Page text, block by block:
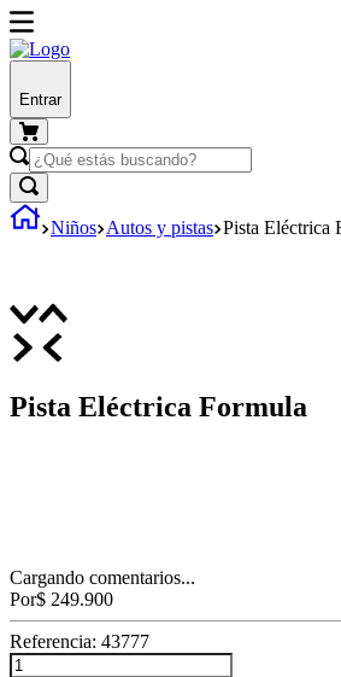
Entrar
Niños Autos y pistas Pista Eléctrica
Pista Eléctrica Formula
Cargando comentarios...
Por$ 249.900
Referencia: 43777